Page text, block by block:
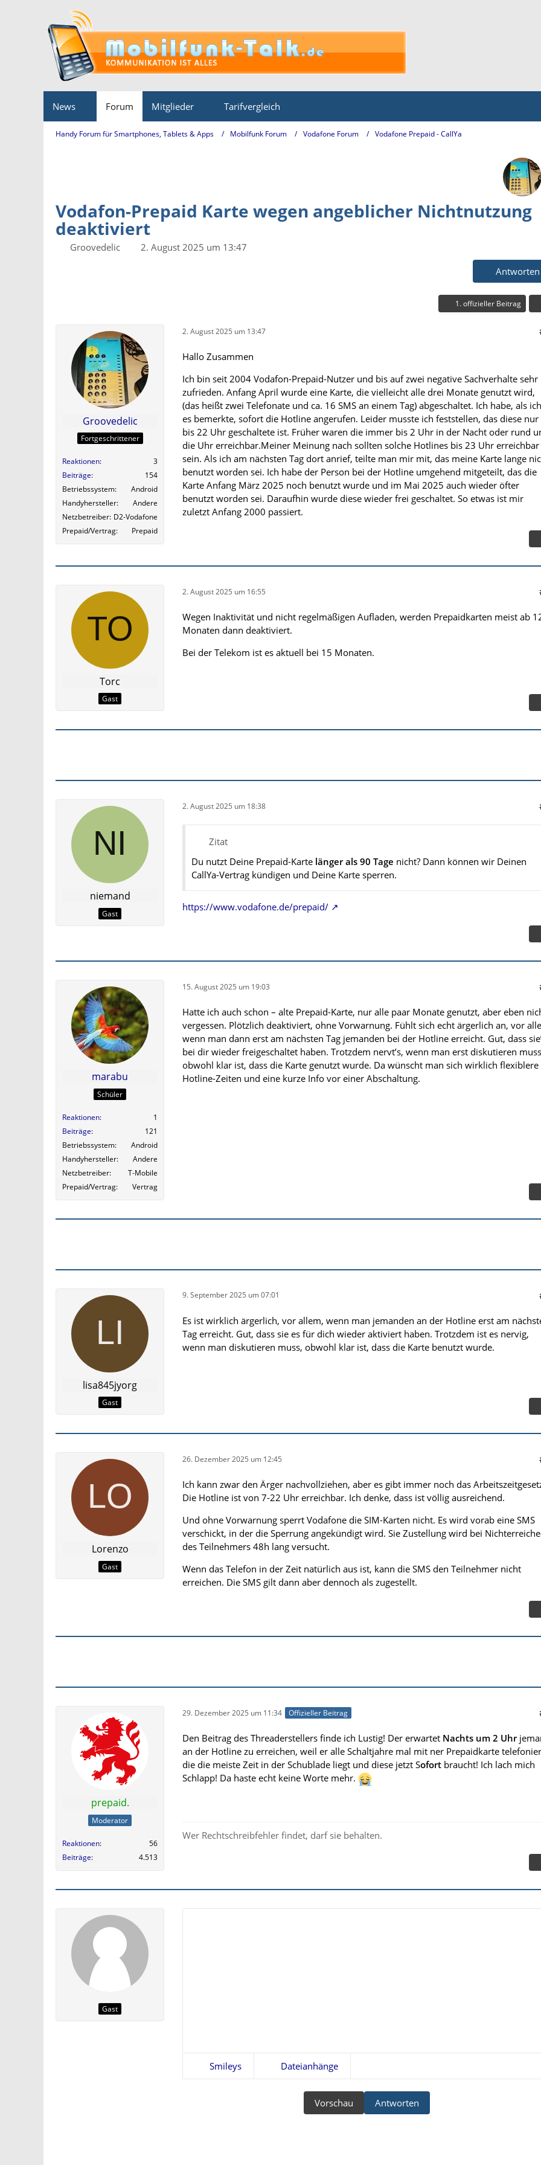
News Forum Mitglieder Tarifvergleich
Handy Forum für Smartphones, Tablets & Apps Mobilfunk Forum Vodafone Forum Vodafone Prepaid - CallYa
Vodafon-Prepaid Karte wegen angeblicher Nichtnutzung
deaktiviert
Groovedelic
2. August 2025 um 13:47
Antworten
1. offizieller Beitrag
Groovedelic
Fortgeschrittener
Reaktionen
3
Beiträge
154
Betriebssystem
Android
Handyhersteller
Andere
Netzbetreiber D2-Vodafone
Prepaid/Vertrag
Prepaid
2. August 2025 um 13:47
Hallo Zusammen
Ich bin seit 2004 Vodafon-Prepaid-Nutzer und bis auf zwei negative Sachverhalte sehr
zufrieden. Anfang April wurde eine Karte, die vielleicht alle drei Monate genutzt wird,
(das heißt zwei Telefonate und ca. 16 SMS an einem Tag) abgeschaltet. Ich habe, als ich
es bemerkte, sofort die Hotline angerufen. Leider musste ich feststellen, das diese nur
bis 22 Uhr geschaltete ist. Früher waren die immer bis 2 Uhr in der Nacht oder rund
die Uhr erreichbar.Meiner Meinung nach sollten solche Hotlines bis 23 Uhr erreichbar
sein. Als ich am nächsten Tag dort anrief, teilte man mir mit, das meine Karte lange
benutzt worden sei. Ich habe der Person bei der Hotline umgehend mitgeteilt, das die
Karte Anfang März 2025 noch benutzt wurde und im Mai 2025 auch wieder öfter
benutzt worden sei. Daraufhin wurde diese wieder frei geschaltet. So etwas ist mir
zuletzt Anfang 2000 passiert.
Torc
Gast
2. August 2025 um 16:55
Wegen Inaktivität und nicht regelmäßigen Aufladen, werden Prepaidkarten meist ab
Monaten dann deaktiviert.
Bei der Telekom ist es aktuell bei 15 Monaten.
niemand
Gast
2. August 2025 um 18:38
Zitat
Du nutzt Deine Prepaid-Karte länger als 90 Tage nicht? Dann können wir Deinen
CallYa-Vertrag kündigen und Deine Karte sperren.
https://www.vodafone.de/prepaid/
marabu
Schüler
Reaktionen
1
Beiträge
121
Betriebssystem
Android
Handyhersteller
Andere
Netzbetreiber
T-Mobile
Prepaid/Vertrag
Vertrag
15. August 2025 um 19:03
Hatte ich auch schon – alte Prepaid-Karte, nur alle paar Monate genutzt, aber eben
vergessen. Plötzlich deaktiviert, ohne Vorwarnung. Fühlt sich echt ärgerlich an, vor
wenn man dann erst am nächsten Tag jemanden bei der Hotline erreicht. Gut, dass
bei dir wieder freigeschaltet haben. Trotzdem nervt’s, wenn man erst diskutieren
obwohl klar ist, dass die Karte genutzt wurde. Da wünscht man sich wirklich flexiblere
Hotline-Zeiten und eine kurze Info vor einer Abschaltung.
lisa845jyorg
Gast
9. September 2025 um 07:01
Es ist wirklich ärgerlich, vor allem, wenn man jemanden an der Hotline erst am
Tag erreicht. Gut, dass sie es für dich wieder aktiviert haben. Trotzdem ist es nervig,
wenn man diskutieren muss, obwohl klar ist, dass die Karte benutzt wurde.
Lorenzo
Gast
26. Dezember 2025 um 12:45
Ich kann zwar den Ärger nachvollziehen, aber es gibt immer noch das
Die Hotline ist von 7-22 Uhr erreichbar. Ich denke, dass ist völlig ausreichend.
Und ohne Vorwarnung sperrt Vodafone die SIM-Karten nicht. Es wird vorab eine SMS
verschickt, in der die Sperrung angekündigt wird. Sie Zustellung wird bei
des Teilnehmers 48h lang versucht.
Wenn das Telefon in der Zeit natürlich aus ist, kann die SMS den Teilnehmer nicht
erreichen. Die SMS gilt dann aber dennoch als zugestellt.
prepaid.
Moderator
Reaktionen
56
Beiträge
4.513
29. Dezember 2025 um 11:34 Offizieller Beitrag
Den Beitrag des Threaderstellers finde ich Lustig! Der erwartet Nachts um 2 Uhr
an der Hotline zu erreichen, weil er alle Schaltjahre mal mit ner Prepaidkarte
die die meiste Zeit in der Schublade liegt und diese jetzt Sofort braucht! Ich lach mich
Schlapp! Da haste echt keine Worte mehr.
Wer Rechtschreibfehler findet, darf sie behalten.
Gast
Smileys Dateianhänge
Antworten
Vorschau